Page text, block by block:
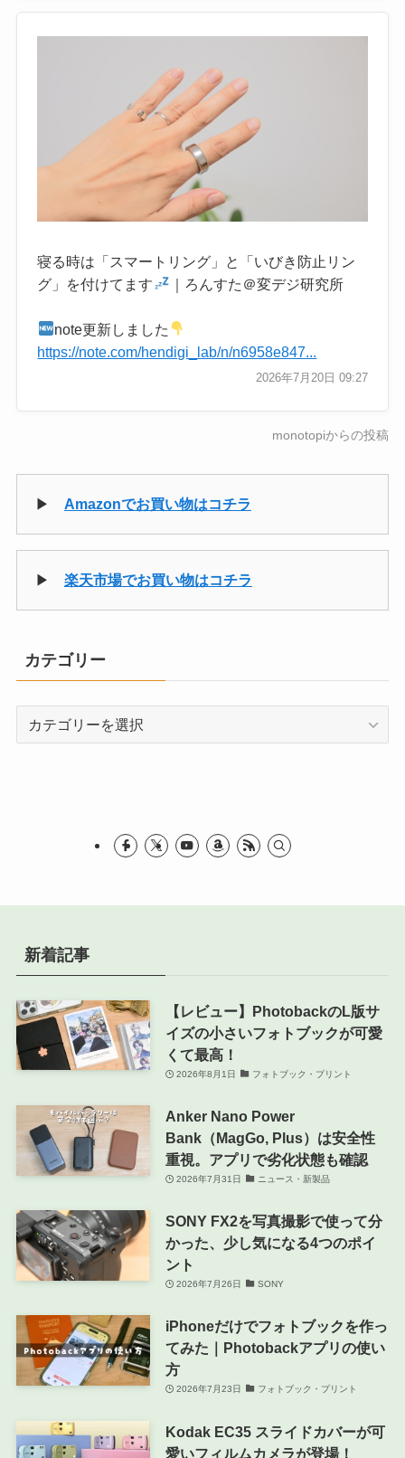
寝る時は「スマートリング」と「いびき防止リン
グ」を付けてます
｜ろんすた＠変デジ研究所
note更新しました
https://note.com/hendigi_lab/n/n6958e847...
2026年7月20日 09:27
monotopiからの投稿
▶ Amazonでお買い物はコチラ
▶ 楽天市場でお買い物はコチラ
カテゴリー
新着記事
【レビュー】PhotobackのL版サ
イズの小さいフォトブックが可愛
くて最高！
2026年8月1日 フォトブック・プリント
Anker Nano Power
Bank（MagGo, Plus）は安全性
重視。アプリで劣化状態も確認
2026年7月31日 ニュース・新製品
SONY FX2を写真撮影で使って分
かった、少し気になる4つのポイ
ント
2026年7月26日 SONY
iPhoneだけでフォトブックを作っ
てみた｜Photobackアプリの使い
方
2026年7月23日 フォトブック・プリント
Kodak EC35 スライドカバーが可
愛いフィルムカメラが登場！